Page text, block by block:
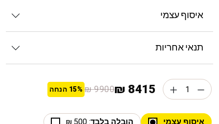
איסוף עצמי
תנאי אחריות
8415 ₪
9900 ₪
15% הנחה
איסוף עצמי הובלה בלבד: 500 ₪